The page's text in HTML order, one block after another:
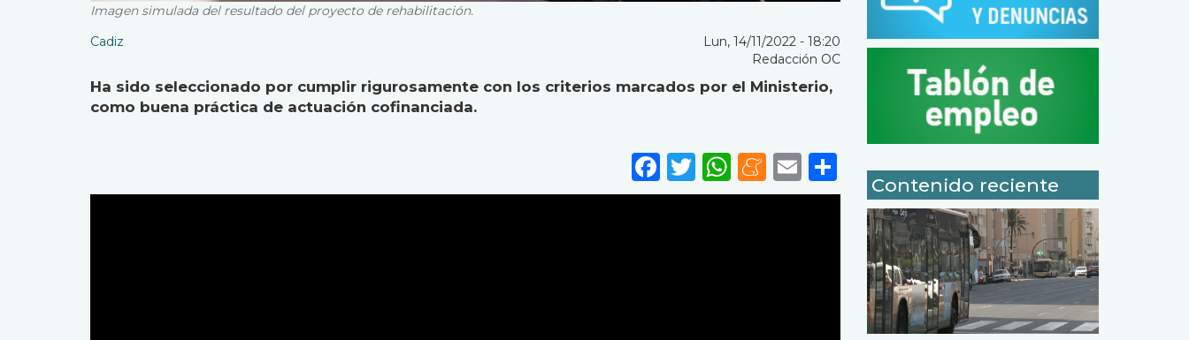
Imagen simulada del resultado del proyecto de rehabilitación.
Cadiz
Lun, 14/11/2022 - 18:20
Redacción OC
Ha sido seleccionado por cumplir rigurosamente con los criterios marcados por el Ministerio,
como buena práctica de actuación cofinanciada.
Facebook
Twitter
WhatsApp
Meneame
Email
Share
Contenido reciente